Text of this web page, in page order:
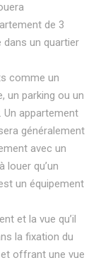
de 3
dans un quartier
comme un
un parking ou un
Un appartement
généralement
avec un
louer qu’un
un équipement
et la vue qu’il
la fixation du
offrant une vue